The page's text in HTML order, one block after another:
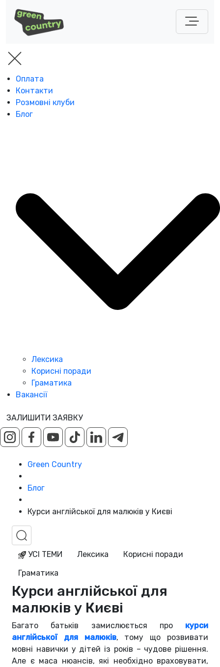
Оплата
Контакти
Розмовні клуби
Блог
Лексика
Корисні поради
Граматика
Вакансії
ЗАЛИШИТИ ЗАЯВКУ
Green Country
Блог
Курси англійської для малюків у Києві
УСІ ТЕМИ Лексика
Корисні поради
Граматика
Курси англійської для
малюків у Києві
Багато батьків замислюється про курси
англійської для малюків, тому що розвивати
мовні навички у дітей із років – чудове рішення.
Але є маса нюансів, які необхідно враховувати,